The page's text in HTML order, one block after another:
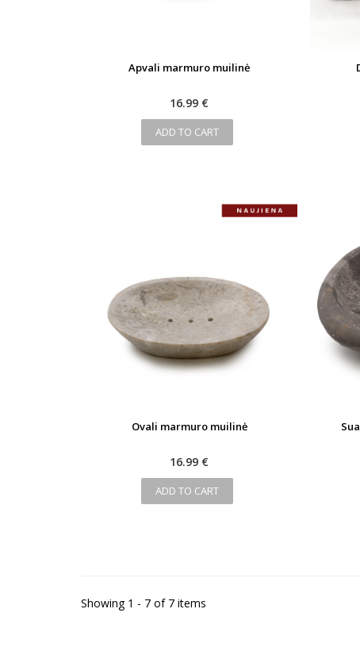
Apvali marmuro muilinė
16.99 €
ADD TO CART
Ovali marmuro muilinė
16.99 €
ADD TO CART
Showing 1 - 7 of 7 items